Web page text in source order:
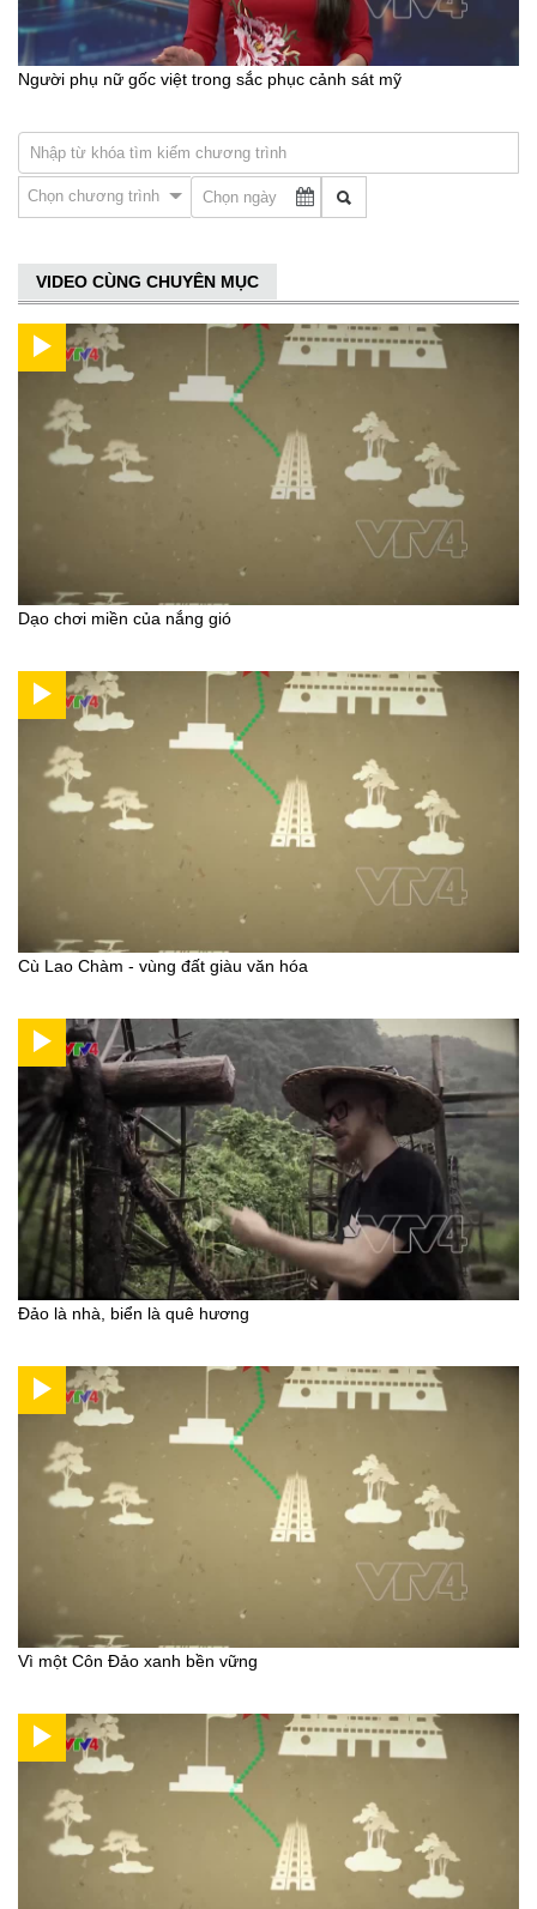
Người phụ nữ gốc việt trong sắc phục cảnh sát mỹ
Chọn chương trình
VIDEO CÙNG CHUYÊN MỤC
Dạo chơi miền của nắng gió
Cù Lao Chàm - vùng đất giàu văn hóa
Đảo là nhà, biển là quê hương
Vì một Côn Đảo xanh bền vững